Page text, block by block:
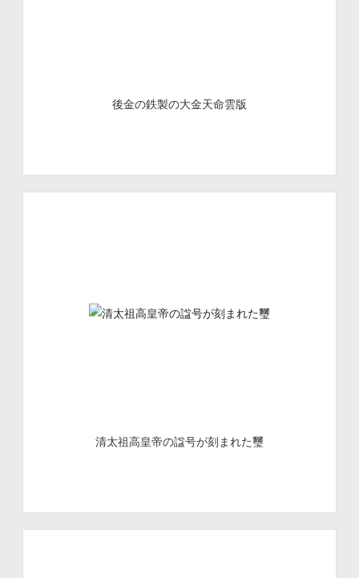
後金の鉄製の大金天命雲版
清太祖高皇帝の諡号が刻まれた璽